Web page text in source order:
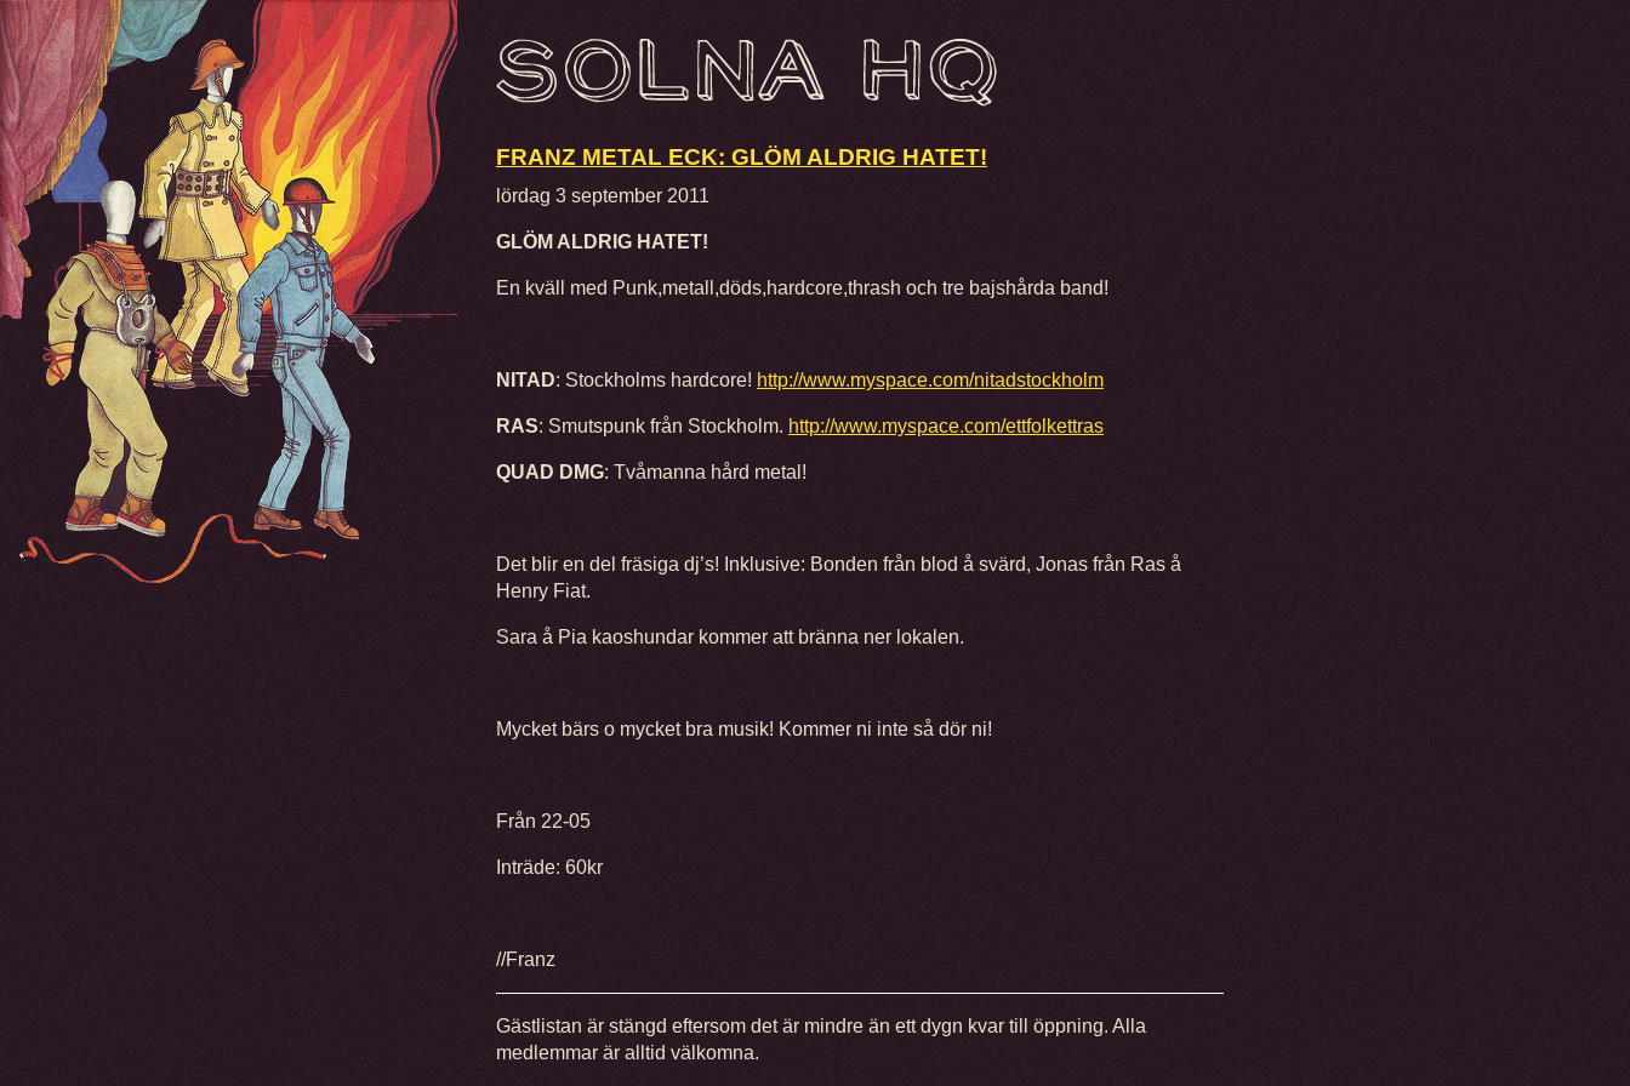
FRANZ METAL ECK: GLÖM ALDRIG HATET!
lördag 3 september 2011
GLÖM ALDRIG HATET!
En kväll med Punk,metall,döds,hardcore,thrash och tre bajshårda band!
NITAD: Stockholms hardcore! http://www.myspace.com/nitadstockholm
RAS: Smutspunk från Stockholm. http://www.myspace.com/ettfolkettras
QUAD DMG: Tvåmanna hård metal!
Det blir en del fräsiga dj’s! Inklusive: Bonden från blod å svärd, Jonas från Ras å
Henry Fiat.
Sara å Pia kaoshundar kommer att bränna ner lokalen.
Mycket bärs o mycket bra musik! Kommer ni inte så dör ni!
Från 22-05
Inträde: 60kr
//Franz
Gästlistan är stängd eftersom det är mindre än ett dygn kvar till öppning. Alla
medlemmar är alltid välkomna.